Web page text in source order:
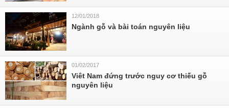
12/01/2018
Ngành gỗ và bài toán nguyên liệu
01/02/2017
Viêt Nam đứng trước nguy cơ thiếu gỗ
nguyên liệu